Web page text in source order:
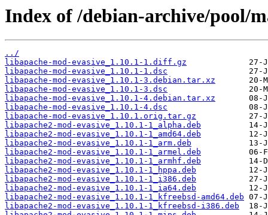
Index of /debian-archive/pool/
../
libapache-mod-evasive_1.10.1-1.diff.gz
libapache-mod-evasive_1.10.1-1.dsc
libapache-mod-evasive_1.10.1-3.debian.tar.xz
libapache-mod-evasive_1.10.1-3.dsc
libapache-mod-evasive_1.10.1-4.debian.tar.xz
libapache-mod-evasive_1.10.1-4.dsc
libapache-mod-evasive_1.10.1.orig.tar.gz
libapache2-mod-evasive_1.10.1-1_alpha.deb
libapache2-mod-evasive_1.10.1-1_amd64.deb
libapache2-mod-evasive_1.10.1-1_arm.deb
libapache2-mod-evasive_1.10.1-1_armel.deb
libapache2-mod-evasive_1.10.1-1_armhf.deb
libapache2-mod-evasive_1.10.1-1_hppa.deb
libapache2-mod-evasive_1.10.1-1_i386.deb
libapache2-mod-evasive_1.10.1-1_ia64.deb
libapache2-mod-evasive_1.10.1-1_kfreebsd-amd64.deb
libapache2-mod-evasive_1.10.1-1_kfreebsd-i386.deb